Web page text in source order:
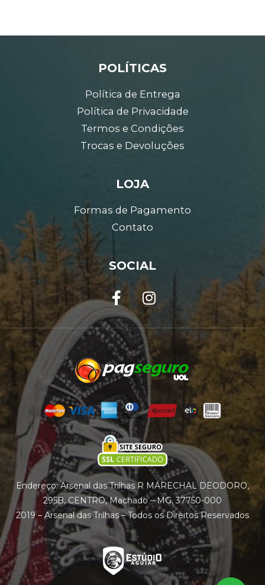
POLÍTICAS
Política de Entrega
Política de Privacidade
Termos e Condições
Trocas e Devoluções
LOJA
Formas de Pagamento
Contato
SOCIAL
Endereço: Arsenal das Trilhas R MARECHAL DEODORO,
295B, CENTRO, Machado – MG, 37750-000
2019 – Arsenal das Trilhas – Todos os Direitos Reservados